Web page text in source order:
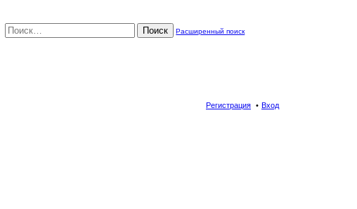
Поиск Расширенный поиск
Вход
Регистрация